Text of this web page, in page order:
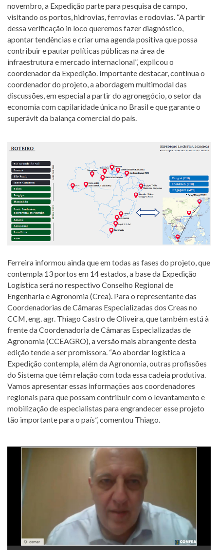
novembro, a Expedição parte para pesquisa de campo,
visitando os portos, hidrovias, ferrovias e rodovias. “A partir
dessa verificação in loco queremos fazer diagnóstico,
apontar tendências e criar uma agenda positiva que possa
contribuir e pautar políticas públicas na área de
infraestrutura e mercado internacional”, explicou o
coordenador da Expedição. Importante destacar, continua o
coordenador do projeto, a abordagem multimodal das
discussões, em especial a partir do agronegócio, o setor da
economia com capilaridade única no Brasil e que garante o
superávit da balança comercial do país.
Ferreira informou ainda que em todas as fases do projeto, que
contempla 13 portos em 14 estados, a base da Expedição
Logística será no respectivo Conselho Regional de
Engenharia e Agronomia (Crea). Para o representante das
Coordenadorias de Câmaras Especializadas dos Creas no
CCM, eng. agr. Thiago Castro de Oliveira, que também está à
frente da Coordenadoria de Câmaras Especializadas de
Agronomia (CCEAGRO), a versão mais abrangente desta
edição tende a ser promissora. “Ao abordar logística a
Expedição contempla, além da Agronomia, outras profissões
do Sistema que têm relação com toda essa cadeia produtiva.
Vamos apresentar essas informações aos coordenadores
regionais para que possam contribuir com o levantamento e
mobilização de especialistas para engrandecer esse projeto
tão importante para o país”, comentou Thiago.